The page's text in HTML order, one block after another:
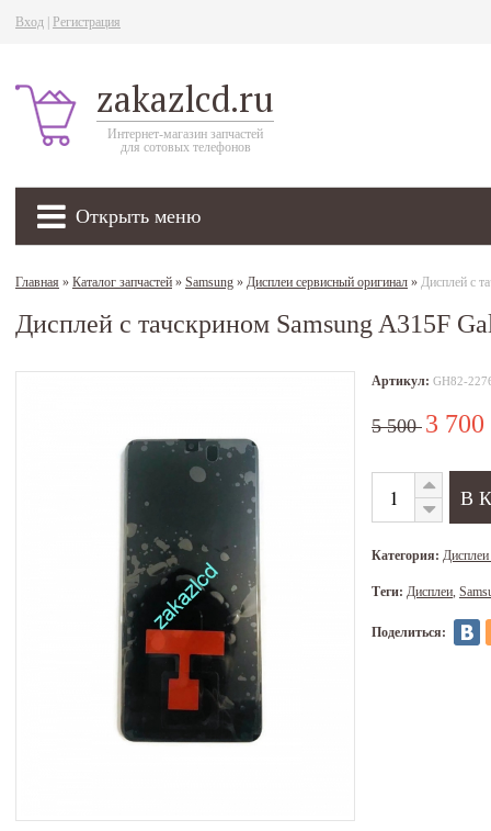
Вход Регистрация
zakazlcd.ru
Интернет-магазин запчастей
для сотовых телефонов
Открыть меню
Главная » Каталог запчастей » Samsung » Дисплеи сервисный оригинал » Дисплей с
Дисплей с тачскрином Samsung A315F
Артикул: GH82-
5 500 3 700
Категория:
Теги: Дисплеи
Поделиться: